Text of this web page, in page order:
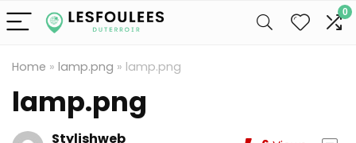
0
Home » lamp.png » lamp.png
lamp.png
Stylishweb